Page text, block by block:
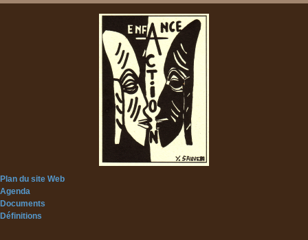
Plan du site Web
Agenda
Documents
Définitions